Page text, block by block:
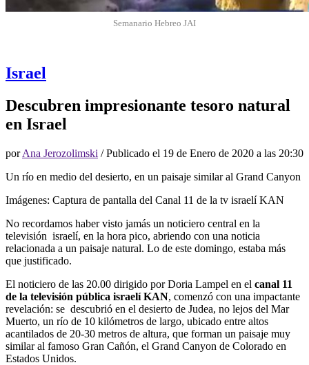
Semanario Hebreo JAI
Israel
Descubren impresionante tesoro natural
en Israel
porAna Jerozolimski / Publicado el 19 de Enero de 2020 a las 20:30
Un río en medio del desierto, en un paisaje similar al Grand Canyon
Imágenes: Captura de pantalla del Canal 11 de la tv israelí KAN
No recordamos haber visto jamás un noticiero central en la
televisión israelí, en la hora pico, abriendo con una noticia
relacionada a un paisaje natural. Lo de este domingo, estaba más
que justificado.
El noticiero de las 20.00 dirigido por Doria Lampel en el canal 11
de la televisión pública israelí KAN, comenzó con una impactante
revelación: se descubrió en el desierto de Judea, no lejos del Mar
Muerto, un río de 10 kilómetros de largo, ubicado entre altos
acantilados de 20-30 metros de altura, que forman un paisaje muy
similar al famoso Gran Cañón, el Grand Canyon de Colorado en
Estados Unidos.